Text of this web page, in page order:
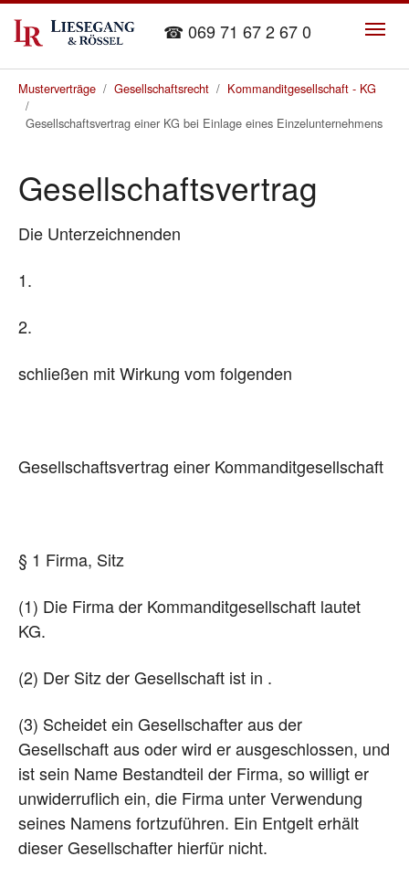
Skip to main content
☎ 069 71 67 2 67 0
You are here:
Musterverträge Gesellschaftsrecht
Kommanditgesellschaft - KG
Gesellschaftsvertrag einer KG bei Einlage eines Einzelunternehmens
Gesellschaftsvertrag
Die Unterzeichnenden
1.
2.
schließen mit Wirkung vom folgenden
Gesellschaftsvertrag einer Kommanditgesellschaft
§ 1 Firma, Sitz
(1) Die Firma der Kommanditgesellschaft lautet
KG.
(2) Der Sitz der Gesellschaft ist in .
(3) Scheidet ein Gesellschafter aus der
Gesellschaft aus oder wird er ausgeschlossen, und
ist sein Name Bestandteil der Firma, so willigt er
unwiderruflich ein, die Firma unter Verwendung
seines Namens fortzuführen. Ein Entgelt erhält
dieser Gesellschafter hierfür nicht.